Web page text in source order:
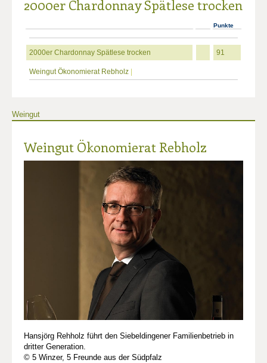
2000er Chardonnay Spätlese trocken
Punkte
2000er Chardonnay Spätlese trocken 91
Weingut Ökonomierat Rebholz
Weingut
Weingut Ökonomierat Rebholz
Hansjörg Rehholz führt den Siebeldingener Familienbetrieb in
dritter Generation.
© 5 Winzer, 5 Freunde aus der Südpfalz